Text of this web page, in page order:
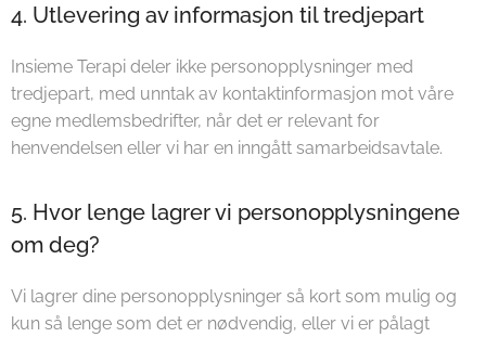
4. Utlevering av informasjon til tredjepart
Insieme Terapi deler ikke personopplysninger med
tredjepart, med unntak av kontaktinformasjon mot våre
egne medlemsbedrifter, når det er relevant for
henvendelsen eller vi har en inngått samarbeidsavtale.
5. Hvor lenge lagrer vi personopplysningene
om deg?
Vi lagrer dine personopplysninger så kort som mulig og
kun så lenge som det er nødvendig, eller vi er pålagt